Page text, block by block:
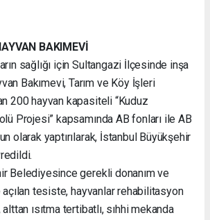
BAKIMEVİ
sağlığı için Sultangazi İlçesinde inşa
Bakımevi, Tarım ve Köy İşleri
200 hayvan kapasiteli “Kuduz
Projesi” kapsamında AB fonları ile AB
olarak yaptırılarak, İstanbul Büyükşehir
Belediyesince gerekli donanım ve
tesiste, hayvanlar rehabilitasyon
ısıtma tertibatlı, sıhhi mekanda